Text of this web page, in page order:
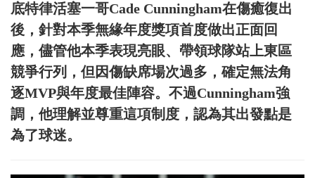
底特律活塞一哥Cade Cunningham在傷癒復出
後，針對本季無緣年度獎項首度做出正面回
應，儘管他本季表現亮眼、帶領球隊站上東區
競爭行列，但因傷缺席場次過多，確定無法角
逐MVP與年度最佳陣容。不過Cunningham強
調，他理解並尊重這項制度，認為其出發點是
為了球迷。